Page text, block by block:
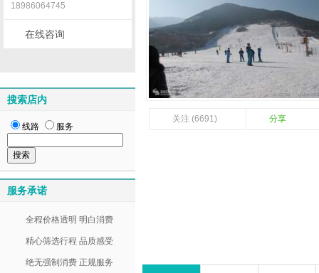
关注 (6691) 分享
18986064745
在线咨询
搜索店内
线路 服务
服务承诺
全程价格透明 明白消费
精心筛选行程 品质感受
绝无强制消费 正规服务